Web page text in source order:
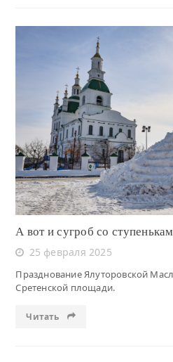
А вот и сугроб со
25 февраля 2025
Празднование Ялуторовской
Сретенской площади.
Читать